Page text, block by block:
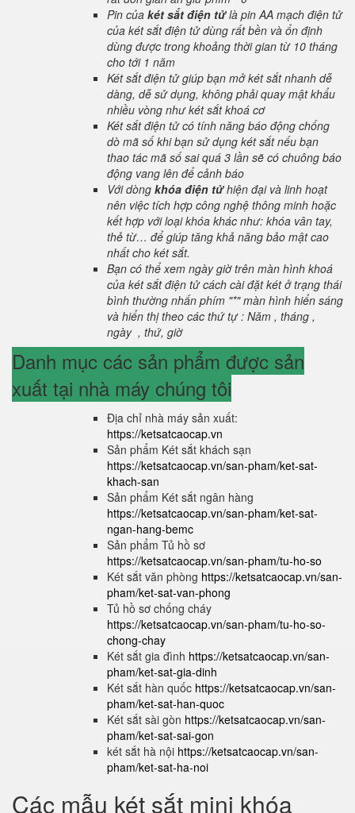
Pin của két sắt điện tửlà pin AA mạch điện tử
của két sắt điện tử dùng rất bền và ổn định
dùng được trong khoảng thời gian từ 10 tháng
cho tới 1 năm
Két sắt điện tử giúp bạn mở két sắt nhanh dễ
dàng, dễ sử dụng, không phải quay mật khẩu
nhiều vòng như két sắt khoá cơ
Két sắt điện tử có tính năng báo động chống
dò mã số khi bạn sử dụng két sắt nếu bạn
thao tác mã số sai quá 3 lần sẽ có chuông báo
động vang lên để cảnh báo
Với dòng khóa điện tửhiện đại và linh hoạt
nên việc tích hợp công nghệ thông minh hoặc
kết hợp với loại khóa khác như: khóa vân tay,
thẻ từ… để giúp tăng khả năng bảo mật cao
nhất cho két sắt.
Bạn có thể xem ngày giờ trên màn hình khoá
của két sắt điện tử cách cài đặt két ở trạng thái
bình thường nhấn phím "*" màn hình hiển sáng
và hiển thị theo các thứ tự : Năm , tháng ,
ngày , thứ, giờ
Danh mục các sản phẩm được sản
xuất tại nhà máy chúng tôi
Địa chỉ nhà máy sản xuất:
https://ketsatcaocap.vn
Sản phẩm Két sắt khách sạn
https://ketsatcaocap.vn/san-pham/ket-sat-
khach-san
Sản phẩm Két sắt ngân hàng
https://ketsatcaocap.vn/san-pham/ket-sat-
ngan-hang-bemc
Sản phẩm Tủ hồ sơ
https://ketsatcaocap.vn/san-pham/tu-ho-so
Két sắt văn phòng https://ketsatcaocap.vn/san-
pham/ket-sat-van-phong
Tủ hồ sơ chống cháy
https://ketsatcaocap.vn/san-pham/tu-ho-so-
chong-chay
Két sắt gia đình https://ketsatcaocap.vn/san-
pham/ket-sat-gia-dinh
Két sắt hàn quốc https://ketsatcaocap.vn/san-
pham/ket-sat-han-quoc
Két sắt sài gòn https://ketsatcaocap.vn/san-
pham/ket-sat-sai-gon
két sắt hà nội https://ketsatcaocap.vn/san-
pham/ket-sat-ha-noi
Các mẫu két sắt mini khóa